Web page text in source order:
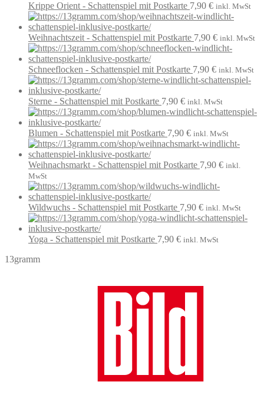
Krippe Orient - Schattenspiel mit Postkarte 7,90 € inkl. MwSt
Weihnachtszeit - Schattenspiel mit Postkarte 7,90 € inkl. MwSt
Schneeflocken - Schattenspiel mit Postkarte 7,90 € inkl. MwSt
Sterne - Schattenspiel mit Postkarte 7,90 € inkl. MwSt
Blumen - Schattenspiel mit Postkarte 7,90 € inkl. MwSt
Weihnachsmarkt - Schattenspiel mit Postkarte 7,90 € inkl.
MwSt
Wildwuchs - Schattenspiel mit Postkarte 7,90 € inkl. MwSt
Yoga - Schattenspiel mit Postkarte 7,90 € inkl. MwSt
13gramm